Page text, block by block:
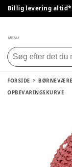
Billig levering altid*
MENU
FORSIDE
OPBEVARINGSKURVE